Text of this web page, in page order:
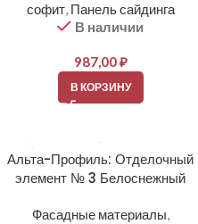
софит, Панель сайдинга
В наличии
987,00₽
В КОРЗИНУ
Альта-Профиль: Отделочный
элемент № 3 Белоснежный
Фасадные материалы,